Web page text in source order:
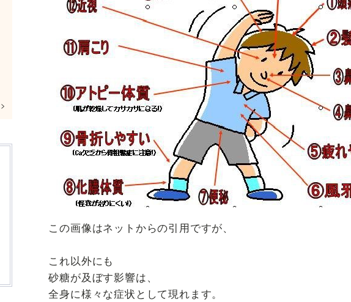
この画像はネットからの引用ですが、
これ以外にも
砂糖が及ぼす影響は、
全身に様々な症状として現れます。